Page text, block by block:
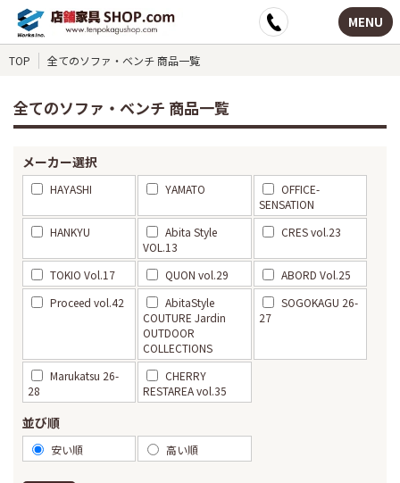
MENU
TOP 全てのソファ・ベンチ 商品一覧
全てのソファ・ベンチ 商品一覧
メーカー選択
HAYASHI YAMATO
OFFICE-
SENSATION
HANKYU
Abita Style
VOL.13
CRES vol.23
TOKIO Vol.17 QUON vol.29
ABORD Vol.25
Proceed vol.42
AbitaStyle
COUTURE Jardin
OUTDOOR
COLLECTIONS
SOGOKAGU 26-
27
Marukatsu 26-
28
CHERRY
RESTAREA vol.35
並び順
安い順 高い順